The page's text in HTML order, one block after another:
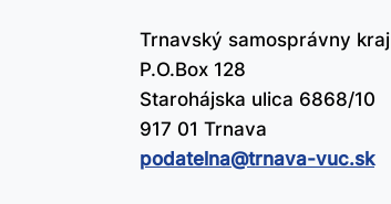
Trnavský samosprávny kraj
P.O.Box 128
Starohájska ulica 6868/10
917 01 Trnava
podatelna@​trnava-vuc.sk